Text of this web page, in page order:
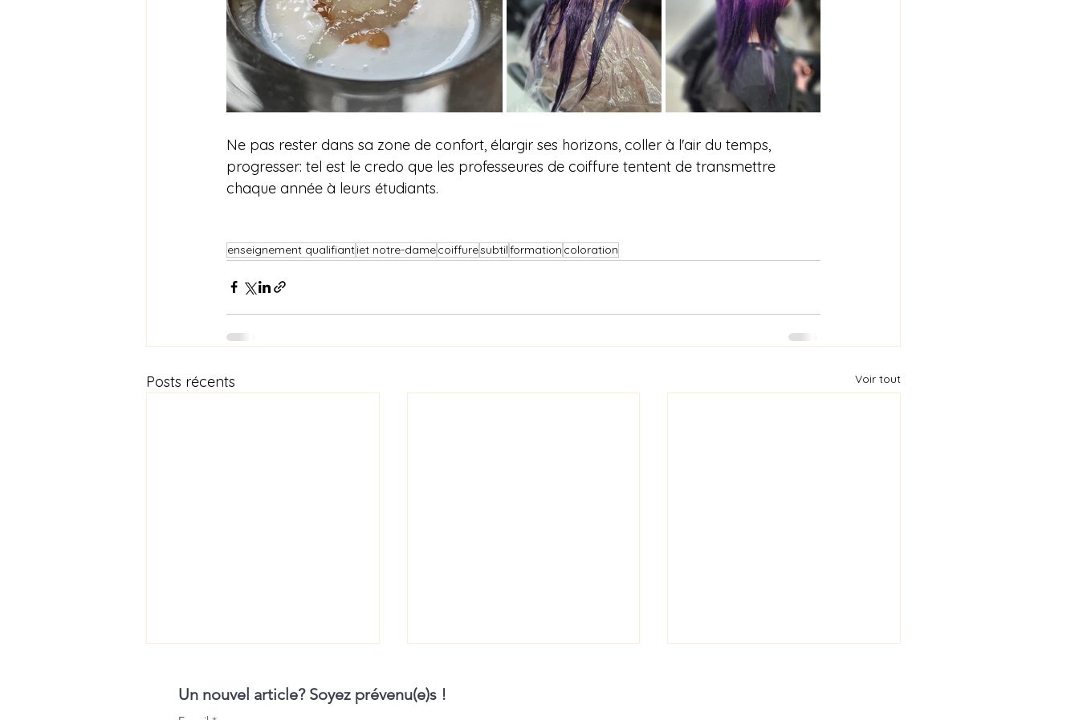
Ne pas rester dans sa zone de confort, élargir ses horizons, coller à l'air du temps,
progresser: tel est le credo que les professeures de coiffure tentent de transmettre
chaque année à leurs étudiants.
enseignement qualifiantiet notre-damecoiffuresubtilformation coloration
Posts récents Voir tout
Un nouvel article? Soyez prévenu(e)s !